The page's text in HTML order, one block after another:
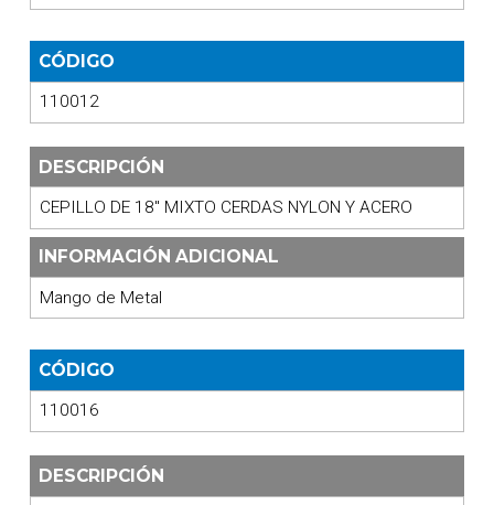
CÓDIGO
110012
DESCRIPCIÓN
CEPILLO DE 18" MIXTO CERDAS NYLON Y ACERO
INFORMACIÓN ADICIONAL
Mango de Metal
CÓDIGO
110016
DESCRIPCIÓN